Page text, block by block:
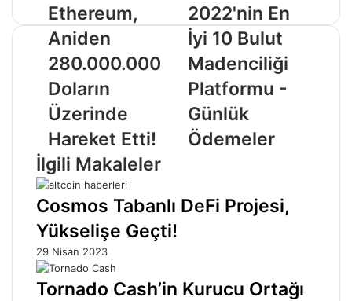
Ethereum,
Aniden
280.000.000
Doların
Üzerinde
Hareket
Etti!
Ethereum,
Aniden
280.000.000
Doların
Üzerinde
Hareket Etti!
2022'nin
En
İyi
10
Bulut
Madenciliği
Platformu
-
Günlük
2022'nin En
İyi 10 Bulut
Madenciliği
Platformu -
Günlük
Ödemeler
İlgili Makaleler
Cosmos Tabanlı DeFi Projesi,
Yükselişe Geçti!
29 Nisan 2023
Tornado Cash’in Kurucu Ortağı